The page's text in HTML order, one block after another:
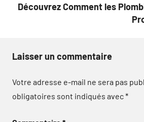
Découvrez Comment les
Laisser un commentaire
Votre adresse e-mail ne sera pas
obligatoires sont indiqués avec*